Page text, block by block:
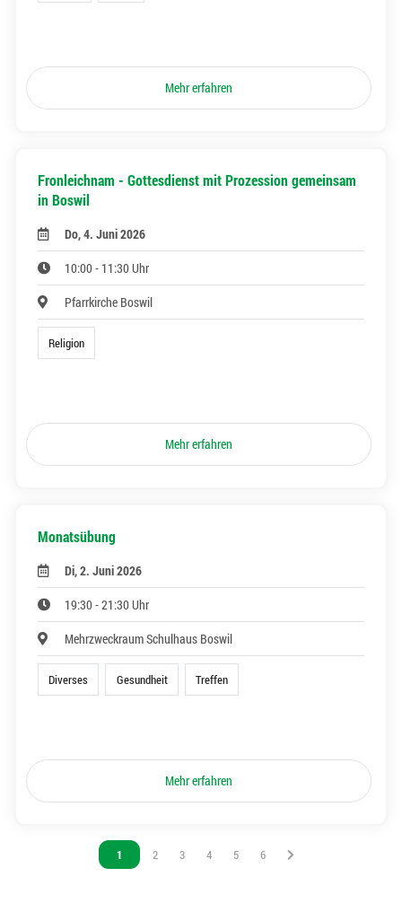
Mehr erfahren
Fronleichnam - Gottesdienst mit Prozession gemeinsam
in Boswil
Do, 4. Juni 2026
10:00 - 11:30 Uhr
Pfarrkirche Boswil
Religion
Mehr erfahren
Monatsübung
Di, 2. Juni 2026
19:30 - 21:30 Uhr
Mehrzweckraum Schulhaus Boswil
Diverses Gesundheit Treffen
Mehr erfahren
Vous êtes sur la page
1 Vous êtes sur la page
2 Vous êtes sur la page
3 Vous êtes sur la page
4 Vous êtes sur la page
5 Vous êtes sur la page
6